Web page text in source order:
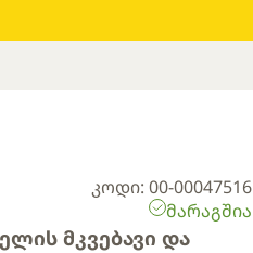
კოდი: 00-00047516
მარაგშია
მკვებავი და